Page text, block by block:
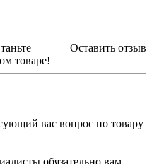
Оставить отзыв
товаре!
вас вопрос по товару
обязательно вам